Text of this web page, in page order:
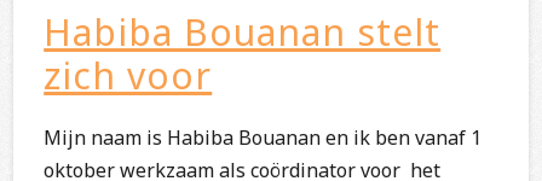
Habiba Bouanan stelt
zich voor
Mijn naam is Habiba Bouanan en ik ben vanaf 1
oktober werkzaam als coördinator voor het